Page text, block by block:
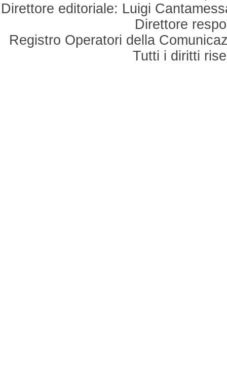
Direttore editoriale: Luigi
Direttore
Registro Operatori della
Tutti i diritti